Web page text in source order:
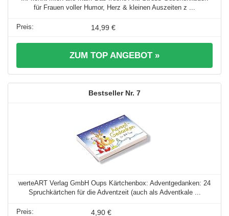
für Frauen voller Humor, Herz & kleinen Auszeiten z ...
14,99 €
ZUM TOP ANGEBOT »
7
werteART Verlag GmbH Oups Kärtchenbox: Adventgedanken: 24
Spruchkärtchen für die Adventzeit (auch als Adventkale ...
4,90 €